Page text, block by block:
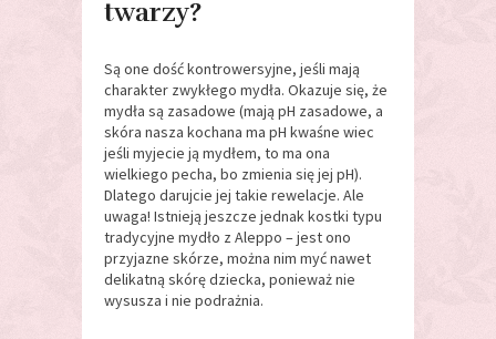
twarzy?
Są one dość kontrowersyjne, jeśli mają
charakter zwykłego mydła. Okazuje się, że
mydła są zasadowe (mają pH zasadowe, a
skóra nasza kochana ma pH kwaśne wiec
jeśli myjecie ją mydłem, to ma ona
wielkiego pecha, bo zmienia się jej pH).
Dlatego darujcie jej takie rewelacje. Ale
uwaga! Istnieją jeszcze jednak kostki typu
tradycyjne mydło z Aleppo – jest ono
przyjazne skórze, można nim myć nawet
delikatną skórę dziecka, ponieważ nie
wysusza i nie podrażnia.